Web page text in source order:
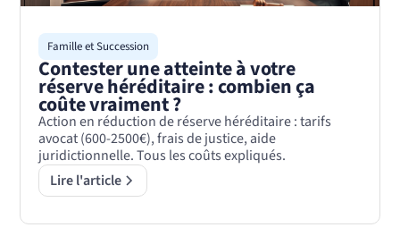
Famille et Succession
Contester une atteinte à votre
réserve héréditaire : combien ça
coûte vraiment ?
Action en réduction de réserve héréditaire : tarifs
avocat (600-2500€), frais de justice, aide
juridictionnelle. Tous les coûts expliqués.
Lire l'article